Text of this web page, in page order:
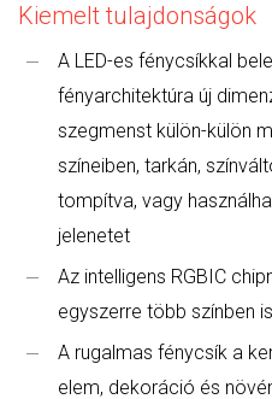
Kiemelt tulajdonságok
A LED-es fénycsíkkal
fényarchitektúra új
szegmenst külön-külön
színeiben, tarkán,
tompítva, vagy
jelenetet
Az intelligens RGBIC
egyszerre több színben
A rugalmas fénycsík a
elem, dekoráció és